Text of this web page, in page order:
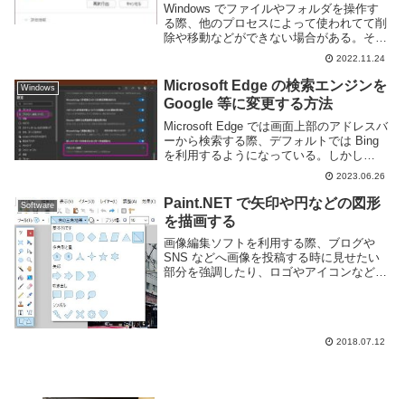
Windows でファイルやフォルダを操作す
る際、他のプロセスによって使われてて削
除や移動などができない場合がある。その
ような場合には対象のファイルやフォルダ
を開いているアプリを終了させることで操
作可能になるが、どのアプリが使っている
のかわ...
2022.11.24
Windows
Microsoft Edge の検索エンジンを
Google 等に変更する方法
Microsoft Edge では画面上部のアドレスバ
ーから検索する際、デフォルトでは Bing
を利用するようになっている。しかし
Bing よりは Google などの別の検索エンジ
ンを利用したい人も多いのではないかと思
う。このページで...
2023.06.26
Software
Paint.NET で矢印や円などの図形
を描画する
画像編集ソフトを利用する際、ブログや
SNS などへ画像を投稿する時に見せたい
部分を強調したり、ロゴやアイコンなどの
2018.07.12